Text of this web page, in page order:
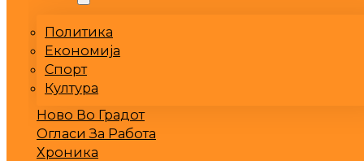
Политика
Економија
Спорт
Култура
Ново Во Градот
Огласи За Работа
Хроника